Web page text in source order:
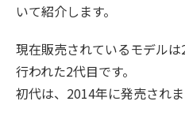
いて紹介します。
現在販売されているモデル
行われた2代目です。
初代は、2014年に発売されま